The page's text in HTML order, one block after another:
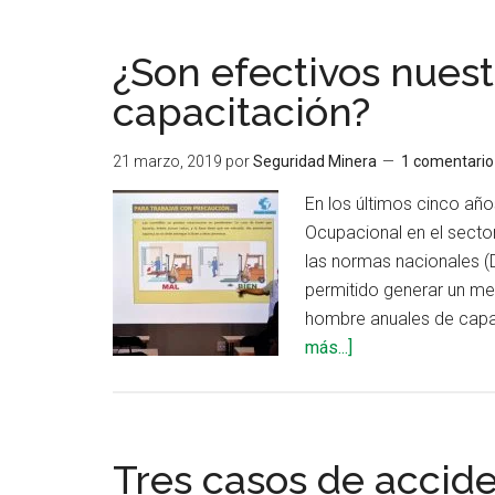
¿Son efectivos
capacitación?
21 marzo, 2019 porSeguridad Minera 1 comentario
En los últimos cinco
Ocupacional en el
las normas nacionales
permitido generar un
hombre anuales de
más...]
programas
Tres casos de